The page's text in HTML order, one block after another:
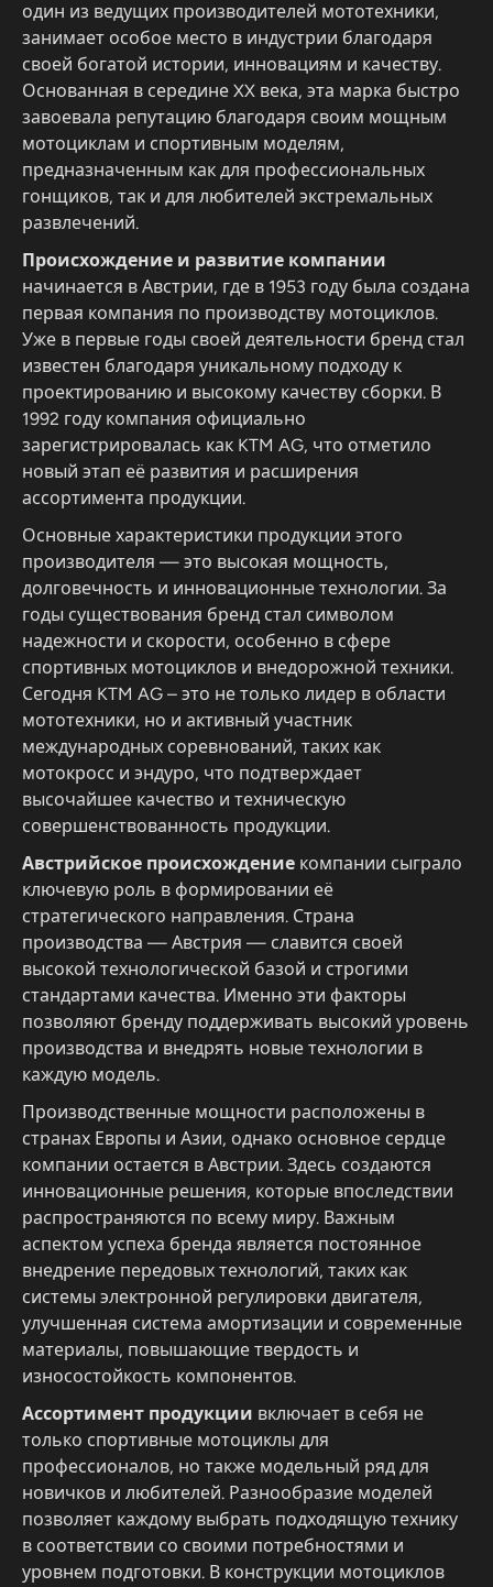
один из ведущих производителей мототехники,
занимает особое место в индустрии благодаря
своей богатой истории, инновациям и качеству.
Основанная в середине XX века, эта марка быстро
завоевала репутацию благодаря своим мощным
мотоциклам и спортивным моделям,
предназначенным как для профессиональных
гонщиков, так и для любителей экстремальных
развлечений.
Происхождение и развитие компании
начинается в Австрии, где в 1953 году была создана
первая компания по производству мотоциклов.
Уже в первые годы своей деятельности бренд стал
известен благодаря уникальному подходу к
проектированию и высокому качеству сборки. В
1992 году компания официально
зарегистрировалась как KTM AG, что отметило
новый этап её развития и расширения
ассортимента продукции.
Основные характеристики продукции этого
производителя — это высокая мощность,
долговечность и инновационные технологии. За
годы существования бренд стал символом
надежности и скорости, особенно в сфере
спортивных мотоциклов и внедорожной техники.
Сегодня KTM AG – это не только лидер в области
мототехники, но и активный участник
международных соревнований, таких как
мотокросс и эндуро, что подтверждает
высочайшее качество и техническую
совершенствованность продукции.
Австрийское происхождение компании сыграло
ключевую роль в формировании её
стратегического направления. Страна
производства — Австрия — славится своей
высокой технологической базой и строгими
стандартами качества. Именно эти факторы
позволяют бренду поддерживать высокий уровень
производства и внедрять новые технологии в
каждую модель.
Производственные мощности расположены в
странах Европы и Азии, однако основное сердце
компании остается в Австрии. Здесь создаются
инновационные решения, которые впоследствии
распространяются по всему миру. Важным
аспектом успеха бренда является постоянное
внедрение передовых технологий, таких как
системы электронной регулировки двигателя,
улучшенная система амортизации и современные
материалы, повышающие твердость и
износостойкость компонентов.
Ассортимент продукции включает в себя не
только спортивные мотоциклы для
профессионалов, но также модельный ряд для
новичков и любителей. Разнообразие моделей
позволяет каждому выбрать подходящую технику
в соответствии со своими потребностями и
уровнем подготовки. В конструкции мотоциклов